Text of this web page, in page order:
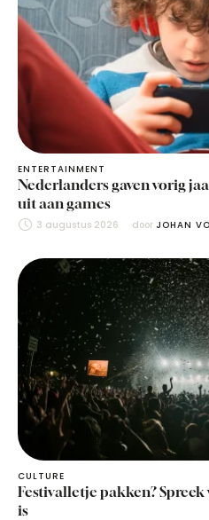
ENTERTAINMENT
Nederlanders gaven vorig
uit aan games
3 augustus 2026 door JOHAN
CULTURE
Festivalletje pakken? Spreek
is